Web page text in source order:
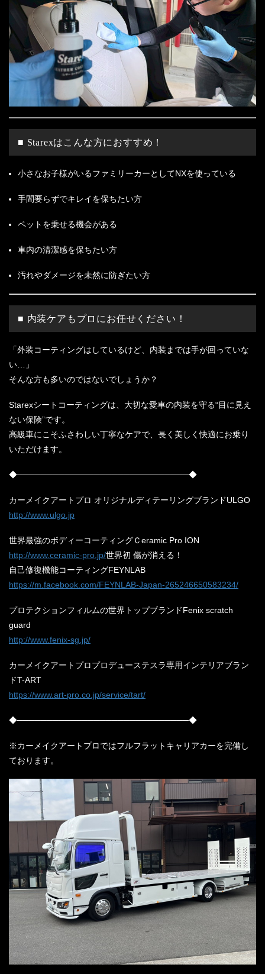
■ Starexはこんな方におすすめ！
小さなお子様がいるファミリーカーとしてNXを使っている
手間要らずでキレイを保ちたい方
ペットを乗せる機会がある
車内の清潔感を保ちたい方
汚れやダメージを未然に防ぎたい方
■ 内装ケアもプロにお任せください！
「外装コーティングはしているけど、内装までは手が回っていな
い…」
そんな方も多いのではないでしょうか？
Starexシートコーティングは、大切な愛車の内装を守る“目に見え
ない保険”です。
高級車にこそふさわしい丁寧なケアで、長く美しく快適にお乗り
いただけます。
◆─────────────────────────────◆
カーメイクアートプロ オリジナルディテーリングブランドULGO
http://www.ulgo.jp
世界最強のボディーコーティングＣeramic Pro ION
http://www.ceramic-pro.jp/世界初 傷が消える！
自己修復機能コーティングFEYNLAB
https://m.facebook.com/FEYNLAB-Japan-265246650583234/
プロテクションフィルムの世界トップブランドFenix scratch
guard
http://www.fenix-sg.jp/
カーメイクアートプロプロデューステスラ専用インテリアブラン
ドT-ART
https://www.art-pro.co.jp/service/tart/
◆─────────────────────────────◆
※カーメイクアートプロではフルフラットキャリアカーを完備し
ております。